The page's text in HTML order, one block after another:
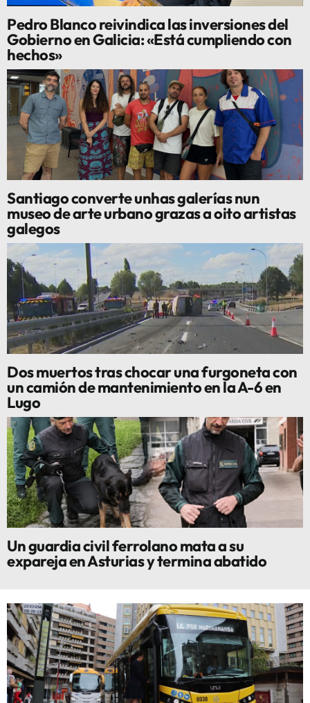
Pedro Blanco reivindica las inversiones del
Gobierno en Galicia: «Está cumpliendo con
hechos»
Santiago converte unhas galerías nun
museo de arte urbano grazas a oito artistas
galegos
Dos muertos tras chocar una furgoneta con
un camión de mantenimiento en la A-6 en
Lugo
Un guardia civil ferrolano mata a su
expareja en Asturias y termina abatido